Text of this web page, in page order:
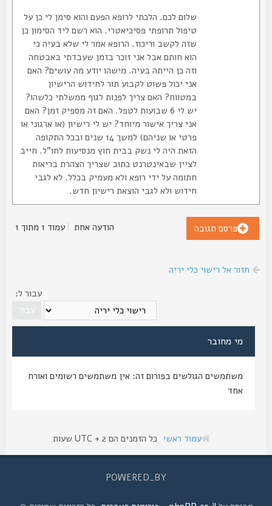
שלום לכם. הלכתי לרופא הפעם והוא סימן לי כן על
טיפול תרופתי פסיכיאטרי. הוא רשם ליד הסימון כן
שזה לקשב וריכוז. הרופא אמר לי שלא בעיה כי
הוא חותם אבל אני זוכר בזמן שעבדתי באבטחה
וזה כן הייתה בעיה. מישהו יודע מה עושים? האם
אני יכול פשוט לקבוע תור לחידוש הרישיון
במטווח? האם צריך לפנות לגוף ממשלתי כלשהו?
יש לי 6 שבועות לטפל. האם זה מספיק זמן? האם
אני צריך אישור מיוחד? יש לי רישיון (או ארגוני או
פרטי או שניהם) למשך 14 שנים ובכל התקופה
הזאת היה לי נשק בבית חוץ מנסיעות לחו"ל. חייב
לציין שבאינטרנט כתוב שצריך הצהרת בריאות
חתומה על ידי רופא ולא מעמיק בכלל. לא לגבי
חידוש ולא לגבי הוצאת רישיון חדש.
פרסם תגובה הודעה אחת |עמוד1מתוך1
חזור אל רישוי כלי יריה
עבור ל:
מי מחובר
משתמשים הגולשים בפורום זה: אין משתמשים רשומים ואורח
עמוד ראשי כל הזמנים הם UTC + 2 שעות
POWERED_BY